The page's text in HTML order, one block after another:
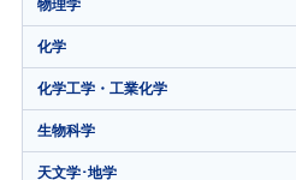
物理学
化学
化学工学・工業化学
生物科学
天文学･地学